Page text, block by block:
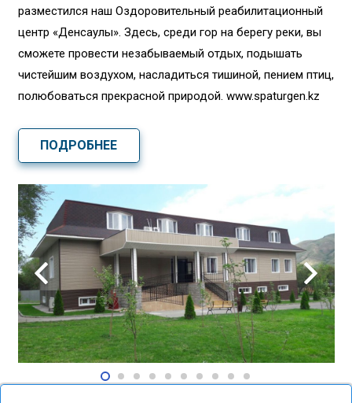
разместился наш Оздоровительный реабилитационный
центр «Денсаулық». Здесь, среди гор на берегу реки, вы
сможете провести незабываемый отдых, подышать
чистейшим воздухом, насладиться тишиной, пением птиц,
полюбоваться прекрасной природой. www.spaturgen.kz
ПОДРОБНЕЕ